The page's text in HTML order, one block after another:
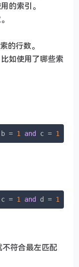
的索引。
的行数。
如使用了哪些索
b = 1 and c = 1
c = 1 and d = 1
不符合最左匹配